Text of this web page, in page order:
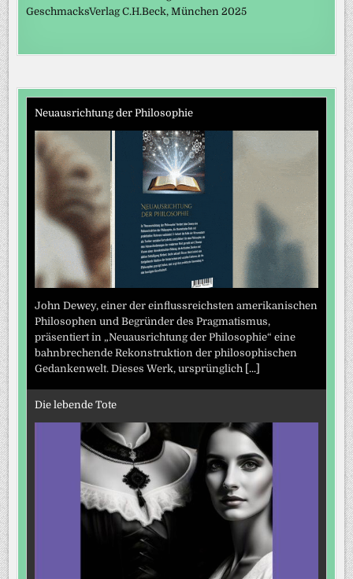
GeschmacksVerlag C.H.Beck, München 2025
Neuausrichtung der Philosophie
John Dewey, einer der einflussreichsten amerikanischen
Philosophen und Begründer des Pragmatismus,
präsentiert in „Neuausrichtung der Philosophie“ eine
bahnbrechende Rekonstruktion der philosophischen
Gedankenwelt. Dieses Werk, ursprünglich
[...]
Die lebende Tote